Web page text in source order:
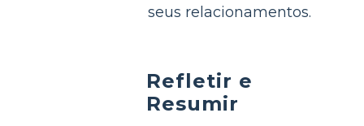
seus relacionamentos.
Refletir e
Resumir